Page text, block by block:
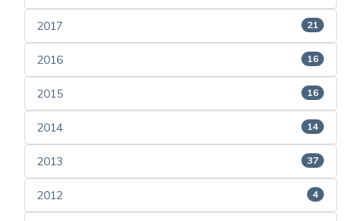
2017 21
2016 16
2015 16
2014 14
2013 37
2012 4